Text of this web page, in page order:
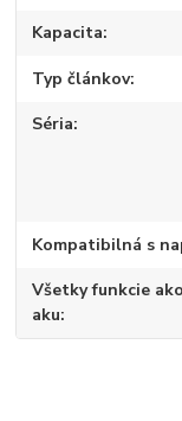
Kapacita
Typ článkov
Séria
Kompatibilná s
Všetky funkcie
aku